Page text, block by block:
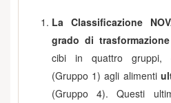
La Classificazione
grado di
cibi in quattro gruppi,
(Gruppo 1) agli alimenti
(Gruppo 4). Questi